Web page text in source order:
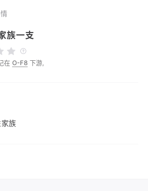
族一支
在 O-F8 下游,
族